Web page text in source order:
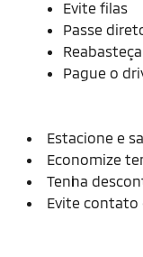
Evite filas
Passe
Pague o
Estacione e
Economize
Tenha
Evite contato